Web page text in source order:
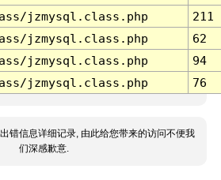
jzmysql.class.php
211
jzmysql.class.php
62
jzmysql.class.php
94
jzmysql.class.php 76
错信息详细记录, 由此给您带来的访问不便我
们深感歉意.